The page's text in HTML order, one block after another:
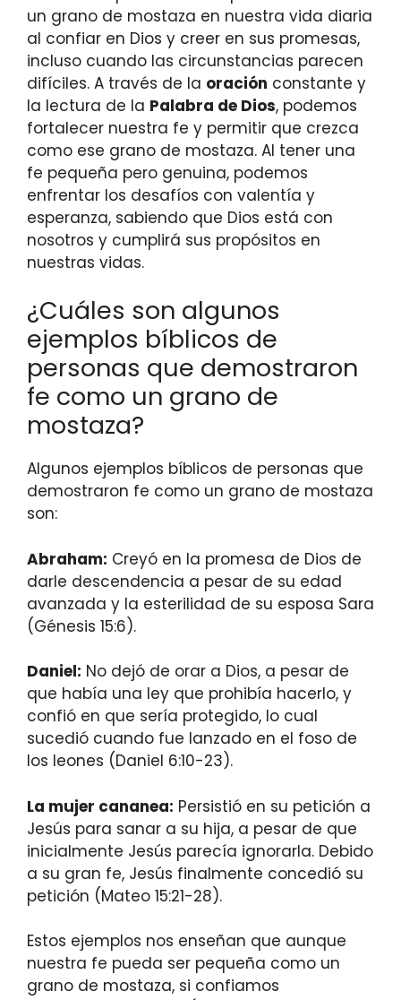
un grano de mostaza en nuestra vida diaria
al confiar en Dios y creer en sus promesas,
incluso cuando las circunstancias parecen
difíciles. A través de la oración constante y
la lectura de la Palabra de Dios, podemos
fortalecer nuestra fe y permitir que crezca
como ese grano de mostaza. Al tener una
fe pequeña pero genuina, podemos
enfrentar los desafíos con valentía y
esperanza, sabiendo que Dios está con
nosotros y cumplirá sus propósitos en
nuestras vidas.
¿Cuáles son algunos
ejemplos bíblicos de
personas que demostraron
fe como un grano de
mostaza?
Algunos ejemplos bíblicos de personas que
demostraron fe como un grano de mostaza
son:
Abraham: Creyó en la promesa de Dios de
darle descendencia a pesar de su edad
avanzada y la esterilidad de su esposa Sara
(Génesis 15:6).
Daniel: No dejó de orar a Dios, a pesar de
que había una ley que prohibía hacerlo, y
confió en que sería protegido, lo cual
sucedió cuando fue lanzado en el foso de
los leones (Daniel 6:10-23).
La mujer cananea: Persistió en su petición a
Jesús para sanar a su hija, a pesar de que
inicialmente Jesús parecía ignorarla. Debido
a su gran fe, Jesús finalmente concedió su
petición (Mateo 15:21-28).
Estos ejemplos nos enseñan que aunque
nuestra fe pueda ser pequeña como un
grano de mostaza, si confiamos